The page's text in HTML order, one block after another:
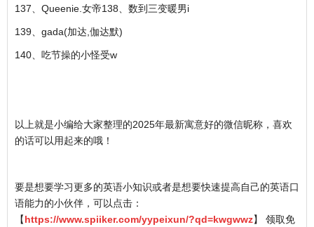
137、Queenie.女帝138、数到三变暖男i
139、gada(加达,伽达默)
140、吃节操的小怪受w
以上就是小编给大家整理的2025年最新寓意好的微信昵称，喜欢
的话可以用起来的哦！
要是想要学习更多的英语小知识或者是想要快速提高自己的英语口
语能力的小伙伴，可以点击：
【https://www.spiiker.com/yypeixun/?qd=kwgwwz】 领取免